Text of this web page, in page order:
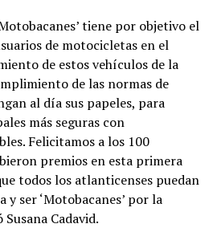
tiene por objetivo el
de motocicletas en el
de estos vehículos de la
de las normas de
al día sus papeles, para
más seguras con
Felicitamos a los 100
premios en esta primera
todos los atlanticenses puedan
y ser ‘Motobacanes’ por la
Cadavid.